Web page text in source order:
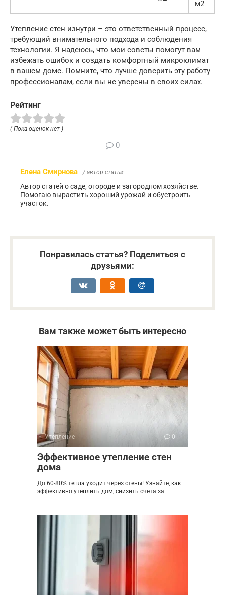
м2
Утепление стен изнутри – это ответственный процесс,
требующий внимательного подхода и соблюдения
технологии. Я надеюсь, что мои советы помогут вам
избежать ошибок и создать комфортный микроклимат
в вашем доме. Помните, что лучше доверить эту работу
профессионалам, если вы не уверены в своих силах.
Рейтинг
( Пока оценок нет )
0
Елена Смирнова / автор статьи
Автор статей о саде, огороде и загородном хозяйстве.
Помогаю вырастить хороший урожай и обустроить
участок.
Понравилась статья? Поделиться с
друзьями:
Вам также может быть интересно
Утепление 0
Эффективное утепление стен
дома
До 60-80% тепла уходит через стены! Узнайте, как
эффективно утеплить дом, снизить счета за